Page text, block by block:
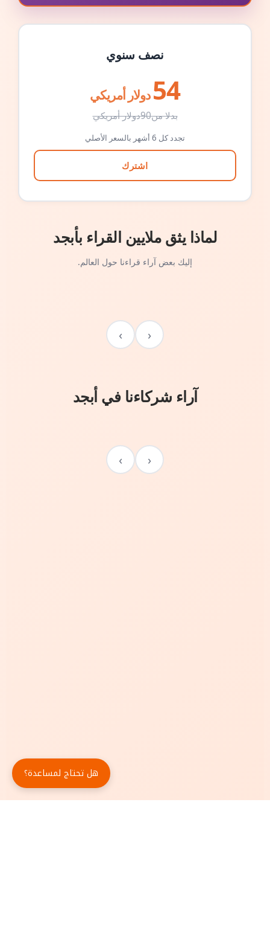
نصف سنوي
54 دولار أمريكي
بدلا من90دولار أمريكي
تجدد كل 6 أشهر بالسعر الأصلي
اشترك
لماذا يثق ملايين القراء بأبجد
إليك بعض آراء قراءنا حول العالم.
‹
›
آراء شركاءنا في أبجد
‹
›
هل تحتاج لمساعدة؟